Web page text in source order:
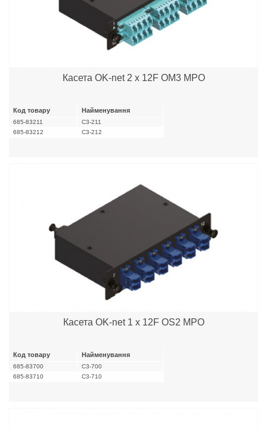
Касета OK-net 2 x 12F OM3 MPO
Код товару Найменування
685-83211
C3-211
685-83212
C3-212
Касета OK-net 1 x 12F OS2 MPO
Код товару Найменування
685-83700
C3-700
685-83710
C3-710